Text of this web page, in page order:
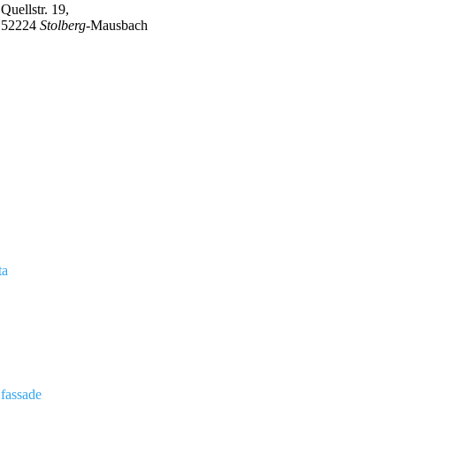
Quellstr. 19,
52224 Stolberg-Mausbach